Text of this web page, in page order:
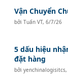
Vận Chuyển
bởiTuấn VT,6/7/26
5 dấu hiệu
đặt hàng
bởiyenchinalogisitcs,